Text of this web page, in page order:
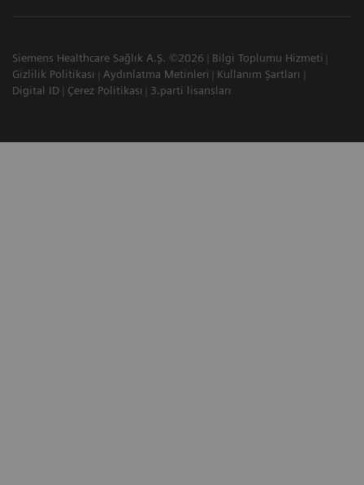
Siemens Healthcare Sağlık A.Ş. ©2026
Bilgi Toplumu Hizmeti
Gizlilik Politikası
Aydınlatma Metinleri
Kullanım Şartları
Digital ID
Çerez Politikası 3.parti lisansları